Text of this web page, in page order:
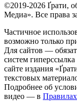
©2019-2026 Ґрати,
Медиа». Все права
Частичное
возможно только
Для сайтов —
систем
сайте издания
текстовых
Подробнее об
видео — в